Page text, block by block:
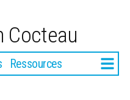
Cocteau
Ressources Plus